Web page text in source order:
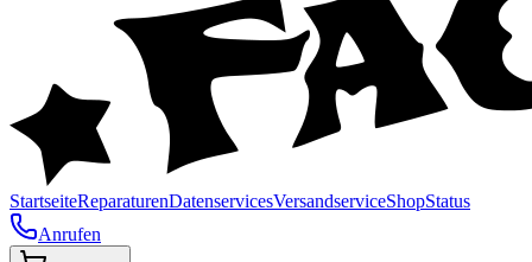
StartseiteReparaturenDatenservicesVersandserviceShopStatus
Anrufen